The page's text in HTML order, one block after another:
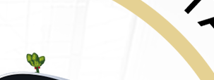
que se tiene prevista la realización
públicas, es el compromiso